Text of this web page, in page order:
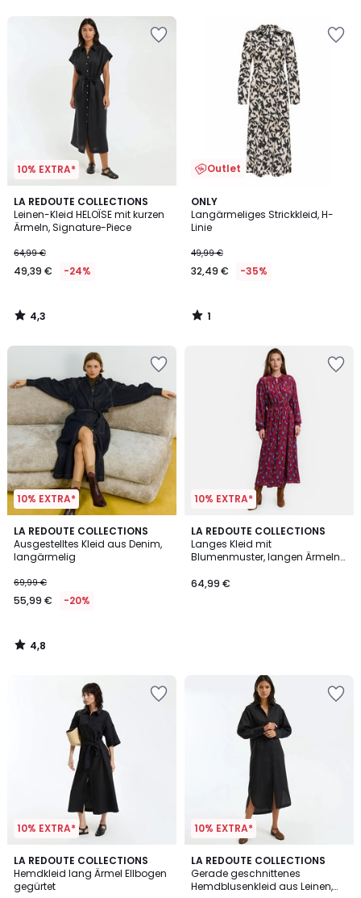
10% EXTRA*
LA REDOUTE COLLECTIONS
Leinen-Kleid HELOÏSE mit kurzen
Ärmeln, Signature-Piece
64,99 €
49,39 € -24%
4,3
/ 5
4,3
/
Outlet
ONLY
Langärmeliges Strickkleid, H-
Linie
49,99 €
32,49 € -35%
1
/
5
1
/
10% EXTRA*
LA REDOUTE COLLECTIONS
Ausgestelltes Kleid aus Denim,
langärmelig
69,99 €
55,99 € -20%
4,8
/ 5
4,8
/
10% EXTRA*
LA REDOUTE COLLECTIONS
Langes Kleid mit
Blumenmuster, langen Ärmeln
64,99 €
10% EXTRA*
LA REDOUTE COLLECTIONS
Hemdkleid lang Ärmel Ellbogen
gegürtet
5
/
5
2
Farben
10% EXTRA*
LA REDOUTE COLLECTIONS
Gerade geschnittenes
Hemdblusenkleid aus Leinen,
5
/
5